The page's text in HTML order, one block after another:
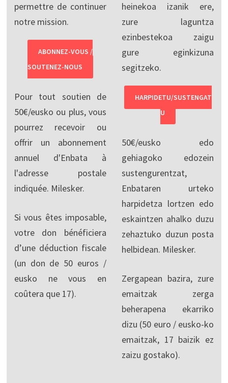
permettre de continuer
notre mission.
ABONNEZ-VOUS /
SOUTENEZ-NOUS
Pour tout soutien de
50€/eusko ou plus, vous
pourrez recevoir ou
offrir un abonnement
annuel d'Enbata à
l'adresse postale
indiquée. Milesker.
Si vous êtes imposable,
votre don bénéficiera
d’une déduction fiscale
(un don de 50 euros /
eusko ne vous en
coûtera que 17).
heinekoa izanik ere,
zure laguntza
ezinbestekoa zaigu
gure eginkizuna
segitzeko.
HARPIDETU/SUSTENGAT
U
50€/eusko edo
gehiagoko edozein
sustengurentzat,
Enbataren urteko
harpidetza lortzen edo
eskaintzen ahalko duzu
zehaztuko duzun posta
helbidean. Milesker.
Zergapean bazira, zure
emaitzak zerga
beherapena ekarriko
dizu (50 euro / eusko-ko
emaitzak, 17 baizik ez
zaizu gostako).